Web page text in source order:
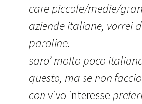
care piccole/medie/
aziende italiane, vorrei
paroline.
saro’ molto poco
questo, ma se non
convivo interesse